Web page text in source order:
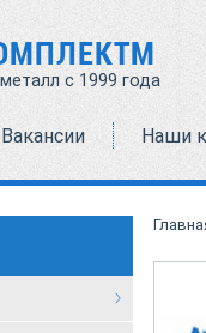
с 1999 года
Вакансии Наши